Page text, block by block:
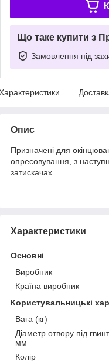
Що таке купити з
Замовлення під
Опис
Призначені для
опресовування, з
затискачах.
Характеристики
Основні
Виробник
Країна виробник
Користувальницькі
Вага (кг)
Діаметр отвору під
мм
Колір